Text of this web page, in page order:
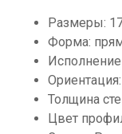
Размеры:
Форма:
Исполнение
Толщина
Цвет